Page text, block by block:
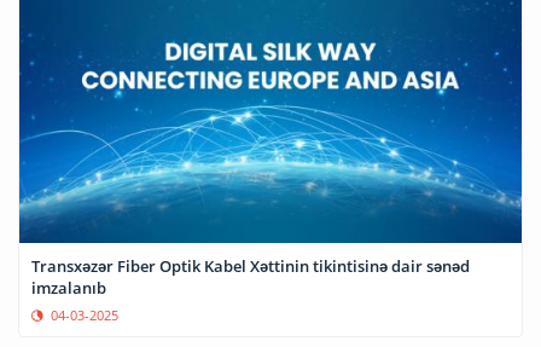
Transxəzər Fiber Optik Kabel Xəttinin tikintisinə dair sənəd
imzalanıb
04-03-2025